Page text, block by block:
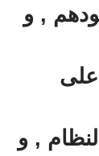
, و
على
, و